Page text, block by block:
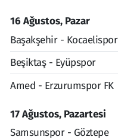
16 Ağustos, Pazar
Başakşehir - Kocaelispor
Beşiktaş - Eyüpspor
Amed - Erzurumspor FK
17 Ağustos, Pazartesi
Samsunspor - Göztepe